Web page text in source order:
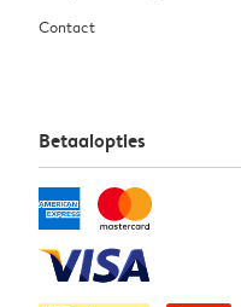
Contact
Betaalopties